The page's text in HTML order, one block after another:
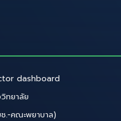
dashboard
ทยาลัย
ช.-คณะพยาบาล)